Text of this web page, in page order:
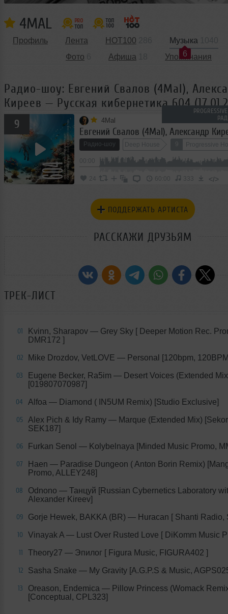
4MAL
Профиль Лента HOT100
Музыка
6
Фото
Афиша Упоминания
Радио-шоу: Евгений Свалов (4Mal),
Киреев — Русская кибернетика 604
9 4Mal
Радио-шоу Deep House 9 Progressive
24 60:00 333 </>
ПОДДЕРЖАТЬ АРТИСТА
РАССКАЖИ ДРУЗЬЯМ
ТРЕК-ЛИСТ
01
Kvinn, Sharapov — Grey Sky [ Deeper Motion Rec.
DMR172 ]
02 Mike Drozdov, VetLOVE — Personal [120bpm,
03
Eugene Becker, Ra5im — Desert Voices (Extended
[019807070987]
04 Alfoa — Diamond ( IN5UM Remix) [Studio Exclusive]
05
Alex Pich & Idy Ramy — Marque (Extended Mix)
SEK187]
06 Furkan Senol — Kolybelnaya [Minded Music Promo,
07
Haen — Paradise Dungeon ( Anton Borin Remix)
Promo, ALLEY248]
08
Odnono — Танцуй [Russian Cybernetics Laboratory
Alexander Kireev]
09 Gorje Hewek, BAKKA (BR) — Huracan [ Shanti Radio,
10 Vinayak A — Lust Over Rusted Love [ DiKomm Music
11 Theory27 — Эпилог [ Figura Music, FIGURA402 ]
12 Sasha Snake — My Gravity [A.G.P.S & Music,
13
Oreason, Endemica — Pillow Princess (Womack
[Conceptual, CPL323]